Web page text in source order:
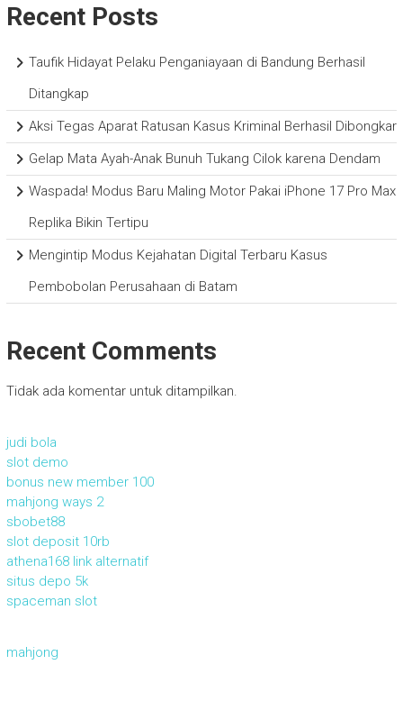
Recent Posts
Taufik Hidayat Pelaku Penganiayaan di Bandung Berhasil
Ditangkap
Aksi Tegas Aparat Ratusan Kasus Kriminal Berhasil Dibongkar
Gelap Mata Ayah-Anak Bunuh Tukang Cilok karena Dendam
Waspada! Modus Baru Maling Motor Pakai iPhone 17 Pro Max
Replika Bikin Tertipu
Mengintip Modus Kejahatan Digital Terbaru Kasus
Pembobolan Perusahaan di Batam
Recent Comments
Tidak ada komentar untuk ditampilkan.
judi bola
slot demo
bonus new member 100
mahjong ways 2
sbobet88
slot deposit 10rb
athena168 link alternatif
situs depo 5k
spaceman slot
mahjong